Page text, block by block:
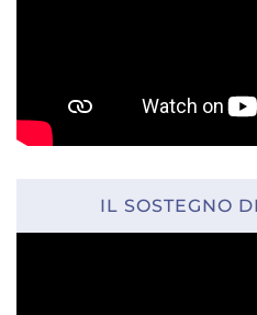
IL SOSTEGNO